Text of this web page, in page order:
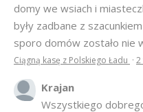
domy we wsiach i
były zadbane z
sporo domów zostało nie
Ciągną kasę z Polskiego Ładu · 2
Krajan
Wszystkiego